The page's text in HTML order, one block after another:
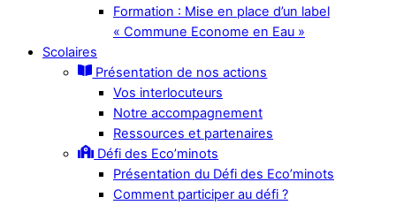
Formation : Mise en place d’un label
« Commune Econome en Eau »
Scolaires
Présentation de nos actions
Vos interlocuteurs
Notre accompagnement
Ressources et partenaires
Défi des Eco’minots
Présentation du Défi des Eco’minots
Comment participer au défi ?